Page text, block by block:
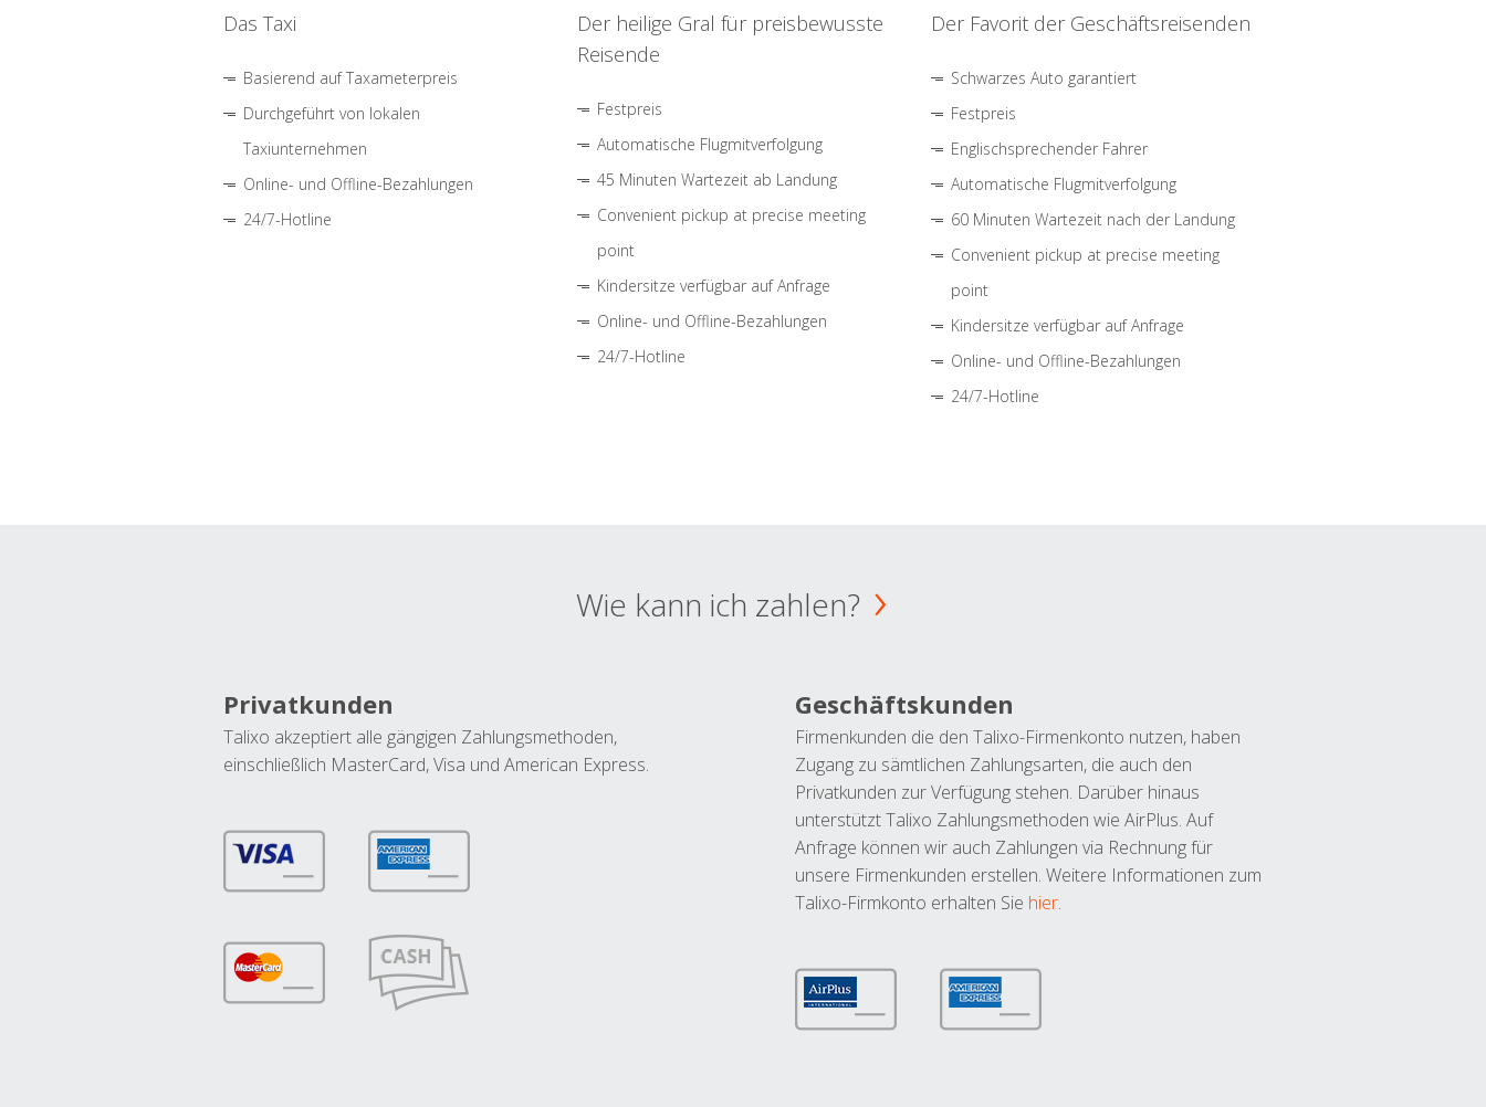
Das Taxi
Basierend auf Taxameterpreis
Durchgeführt von lokalen
Taxiunternehmen
Online- und Offline-Bezahlungen
24/7-Hotline
Der heilige Gral für preisbewusste
Reisende
Festpreis
Automatische Flugmitverfolgung
45 Minuten Wartezeit ab Landung
Convenient pickup at precise meeting
point
Kindersitze verfügbar auf Anfrage
Online- und Offline-Bezahlungen
24/7-Hotline
Der Favorit der Geschäftsreisenden
Schwarzes Auto garantiert
Festpreis
Englischsprechender Fahrer
Automatische Flugmitverfolgung
60 Minuten Wartezeit nach der Landung
Convenient pickup at precise meeting
point
Kindersitze verfügbar auf Anfrage
Online- und Offline-Bezahlungen
24/7-Hotline
Wie kann ich zahlen?
Privatkunden
Talixo akzeptiert alle gängigen Zahlungsmethoden,
einschließlich MasterCard, Visa und American Express.
Geschäftskunden
Firmenkunden die den Talixo-Firmenkonto nutzen, haben
Zugang zu sämtlichen Zahlungsarten, die auch den
Privatkunden zur Verfügung stehen. Darüber hinaus
unterstützt Talixo Zahlungsmethoden wie AirPlus. Auf
Anfrage können wir auch Zahlungen via Rechnung für
unsere Firmenkunden erstellen. Weitere Informationen zum
Talixo-Firmkonto erhalten Sie hier.